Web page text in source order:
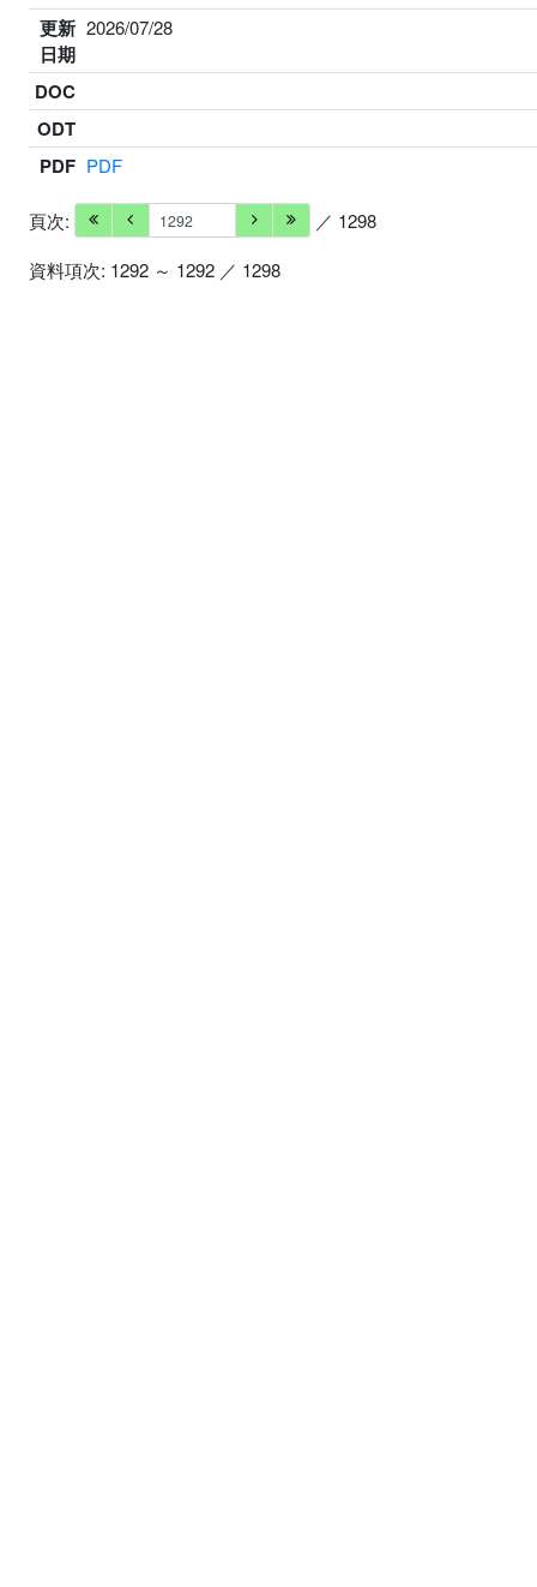
更新
日期
2026/07/28
DOC
ODT
PDF PDF
頁次:
／ 1298
資料項次: 1292 ～ 1292 ／ 1298